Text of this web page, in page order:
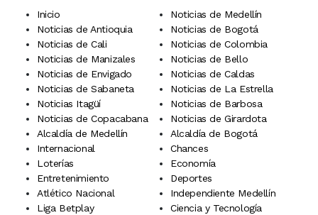
Inicio
Noticias de Medellín
Noticias de Antioquia
Noticias de Bogotá
Noticias de Cali
Noticias de Colombia
Noticias de Manizales
Noticias de Bello
Noticias de Envigado
Noticias de Caldas
Noticias de Sabaneta
Noticias de La Estrella
Noticias Itagüí
Noticias de Barbosa
Noticias de Copacabana
Noticias de Girardota
Alcaldía de Medellín
Alcaldía de Bogotá
Internacional
Chances
Loterías
Economía
Entretenimiento
Deportes
Atlético Nacional
Independiente Medellín
Liga Betplay
Ciencia y Tecnología